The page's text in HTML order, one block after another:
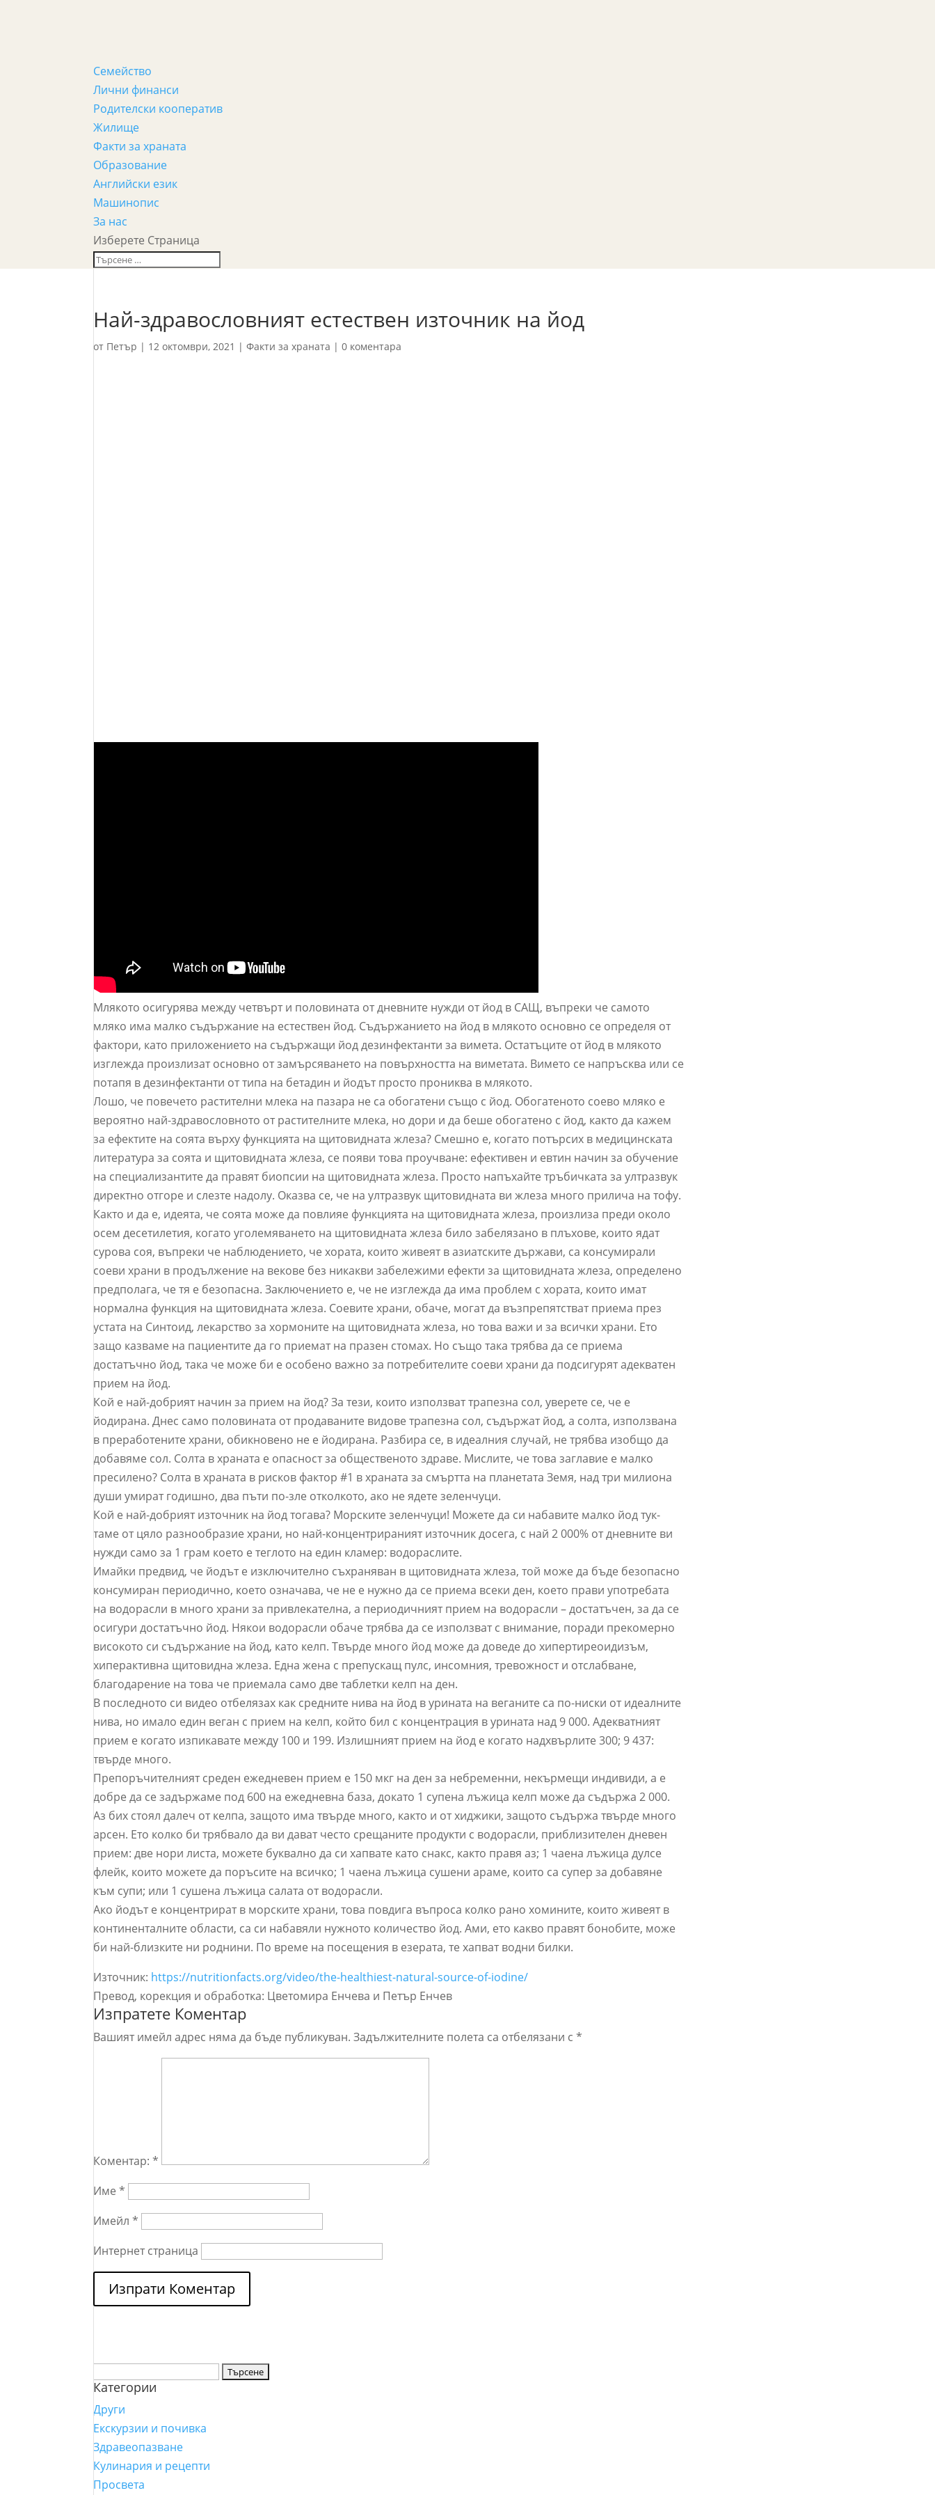
Семейство
Лични финанси
Родителски кооператив
Жилище
Факти за храната
Образование
Английски език
Машинопис
За нас
Изберете Страница
Най-здравословният естествен източник на йод
от Петър | 12 октомври, 2021 |Факти за храната |0 коментара
Млякото осигурява между четвърт и половината от дневните нужди от йод в САЩ, въпреки че самото
мляко има малко съдържание на естествен йод. Съдържанието на йод в млякото основно се определя от
фактори, като приложението на съдържащи йод дезинфектанти за вимета. Остатъците от йод в млякото
изглежда произлизат основно от замърсяването на повърхността на виметата. Вимето се напръсква или се
потапя в дезинфектанти от типа на бетадин и йодът просто прониква в млякото.
Лошо, че повечето растителни млека на пазара не са обогатени също с йод. Обогатеното соево мляко е
вероятно най-здравословното от растителните млека, но дори и да беше обогатено с йод, както да кажем
за ефектите на соята върху функцията на щитовидната жлеза? Смешно е, когато потърсих в медицинската
литература за соята и щитовидната жлеза, се появи това проучване: ефективен и евтин начин за обучение
на специализантите да правят биопсии на щитовидната жлеза. Просто напъхайте тръбичката за ултразвук
директно отгоре и слезте надолу. Оказва се, че на ултразвук щитовидната ви жлеза много прилича на тофу.
Както и да е, идеята, че соята може да повлияе функцията на щитовидната жлеза, произлиза преди около
осем десетилетия, когато уголемяването на щитовидната жлеза било забелязано в плъхове, които ядат
сурова соя, въпреки че наблюдението, че хората, които живеят в азиатските държави, са консумирали
соеви храни в продължение на векове без никакви забележими ефекти за щитовидната жлеза, определено
предполага, че тя е безопасна. Заключението е, че не изглежда да има проблем с хората, които имат
нормална функция на щитовидната жлеза. Соевите храни, обаче, могат да възпрепятстват приема през
устата на Синтоид, лекарство за хормоните на щитовидната жлеза, но това важи и за всички храни. Ето
защо казваме на пациентите да го приемат на празен стомах. Но също така трябва да се приема
достатъчно йод, така че може би е особено важно за потребителите соеви храни да подсигурят адекватен
прием на йод.
Кой е най-добрият начин за прием на йод? За тези, които използват трапезна сол, уверете се, че е
йодирана. Днес само половината от продаваните видове трапезна сол, съдържат йод, а солта, използвана
в преработените храни, обикновено не е йодирана. Разбира се, в идеалния случай, не трябва изобщо да
добавяме сол. Солта в храната е опасност за общественото здраве. Мислите, че това заглавие е малко
пресилено? Солта в храната в рисков фактор #1 в храната за смъртта на планетата Земя, над три милиона
души умират годишно, два пъти по-зле отколкото, ако не ядете зеленчуци.
Кой е най-добрият източник на йод тогава? Морските зеленчуци! Можете да си набавите малко йод тук-
таме от цяло разнообразие храни, но най-концентрираният източник досега, с най 2 000% от дневните ви
нужди само за 1 грам което е теглото на един кламер: водораслите.
Имайки предвид, че йодът е изключително съхраняван в щитовидната жлеза, той може да бъде безопасно
консумиран периодично, което означава, че не е нужно да се приема всеки ден, което прави употребата
на водорасли в много храни за привлекателна, а периодичният прием на водорасли – достатъчен, за да се
осигури достатъчно йод. Някои водорасли обаче трябва да се използват с внимание, поради прекомерно
високото си съдържание на йод, като келп. Твърде много йод може да доведе до хипертиреоидизъм,
хиперактивна щитовидна жлеза. Една жена с препускащ пулс, инсомния, тревожност и отслабване,
благодарение на това че приемала само две таблетки келп на ден.
В последното си видео отбелязах как средните нива на йод в урината на веганите са по-ниски от идеалните
нива, но имало един веган с прием на келп, който бил с концентрация в урината над 9 000. Адекватният
прием е когато изпикавате между 100 и 199. Излишният прием на йод е когато надхвърлите 300; 9 437:
твърде много.
Препоръчителният среден ежедневен прием е 150 мкг на ден за небременни, некърмещи индивиди, а е
добре да се задържаме под 600 на ежедневна база, докато 1 супена лъжица келп може да съдържа 2 000.
Аз бих стоял далеч от келпа, защото има твърде много, както и от хиджики, защото съдържа твърде много
арсен. Ето колко би трябвало да ви дават често срещаните продукти с водорасли, приблизителен дневен
прием: две нори листа, можете буквално да си хапвате като снакс, както правя аз; 1 чаена лъжица дулсе
флейк, които можете да поръсите на всичко; 1 чаена лъжица сушени араме, които са супер за добавяне
към супи; или 1 сушена лъжица салата от водорасли.
Ако йодът е концентрират в морските храни, това повдига въпроса колко рано хомините, които живеят в
континенталните области, са си набавяли нужното количество йод. Ами, ето какво правят бонобите, може
би най-близките ни роднини. По време на посещения в езерата, те хапват водни билки.
Източник: https://nutritionfacts.org/video/the-healthiest-natural-source-of-iodine/
Превод, корекция и обработка: Цветомира Енчева и Петър Енчев
Изпратете Коментар
Вашият имейл адрес няма да бъде публикуван. Задължителните полета са отбелязани с*
Коментар:*
Име*
Имейл*
Интернет страница
за:
Категории
Други
Екскурзии и почивка
Здравеопазване
Кулинария и рецепти
Просвета